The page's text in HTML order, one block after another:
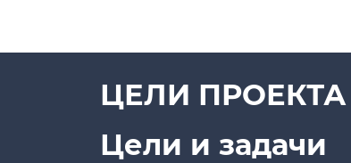
ЦЕЛИ ПРОЕКТА
Цели и задачи